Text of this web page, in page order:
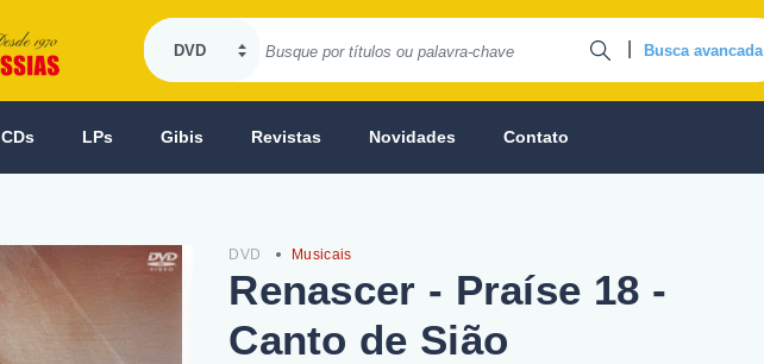
Busca avancada
CDs LPs Gibis Revistas Novidades Contato
DVD Musicais
Renascer - Praíse 18 -
Canto de Sião